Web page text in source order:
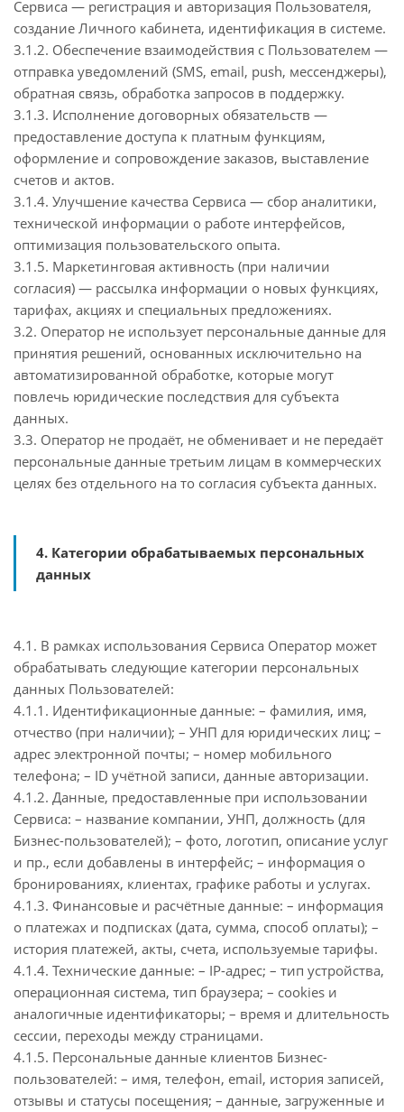
Сервиса — регистрация и авторизация Пользователя,
создание Личного кабинета, идентификация в системе.
3.1.2. Обеспечение взаимодействия с Пользователем —
отправка уведомлений (SMS, email, push, мессенджеры),
обратная связь, обработка запросов в поддержку.
3.1.3. Исполнение договорных обязательств —
предоставление доступа к платным функциям,
оформление и сопровождение заказов, выставление
счетов и актов.
3.1.4. Улучшение качества Сервиса — сбор аналитики,
технической информации о работе интерфейсов,
оптимизация пользовательского опыта.
3.1.5. Маркетинговая активность (при наличии
согласия) — рассылка информации о новых функциях,
тарифах, акциях и специальных предложениях.
3.2. Оператор не использует персональные данные для
принятия решений, основанных исключительно на
автоматизированной обработке, которые могут
повлечь юридические последствия для субъекта
данных.
3.3. Оператор не продаёт, не обменивает и не передаёт
персональные данные третьим лицам в коммерческих
целях без отдельного на то согласия субъекта данных.
4. Категории обрабатываемых персональных
данных
4.1. В рамках использования Сервиса Оператор может
обрабатывать следующие категории персональных
данных Пользователей:
4.1.1. Идентификационные данные: – фамилия, имя,
отчество (при наличии); – УНП для юридических лиц; –
адрес электронной почты; – номер мобильного
телефона; – ID учётной записи, данные авторизации.
4.1.2. Данные, предоставленные при использовании
Сервиса: – название компании, УНП, должность (для
Бизнес-пользователей); – фото, логотип, описание услуг
и пр., если добавлены в интерфейс; – информация о
бронированиях, клиентах, графике работы и услугах.
4.1.3. Финансовые и расчётные данные: – информация
о платежах и подписках (дата, сумма, способ оплаты); –
история платежей, акты, счета, используемые тарифы.
4.1.4. Технические данные: – IP-адрес; – тип устройства,
операционная система, тип браузера; – cookies и
аналогичные идентификаторы; – время и длительность
сессии, переходы между страницами.
4.1.5. Персональные данные клиентов Бизнес-
пользователей: – имя, телефон, email, история записей,
отзывы и статусы посещения; – данные, загруженные и